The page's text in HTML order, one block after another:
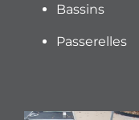
Bassins
Passerelles